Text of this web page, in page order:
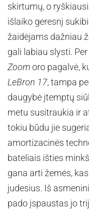
skirtumų, o
išlaiko geresnį
žaidėjams dažniau
gali labiau slysti.
Zoomoro pagalvė,
LeBron 17, tampa
daugybė įtemptų
metu susitraukia ir
tokiu būdu jie
amortizacinės
bateliais išties
gana arti žemės,
judesius. Iš
pado įspaustas jo